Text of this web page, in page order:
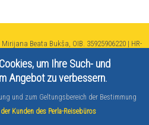
Beata Bukša, OIB. 35925906220 | HR-
2014 - 2021 | Developed by
TJstudio
um Ihre Such- und
Angebot zu verbessern.
und zum Geltungsbereich der Bestimmung
Kunden des Perla-Reisebüros